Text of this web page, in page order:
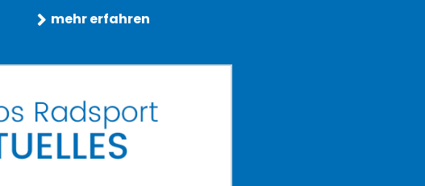
mehr erfahren